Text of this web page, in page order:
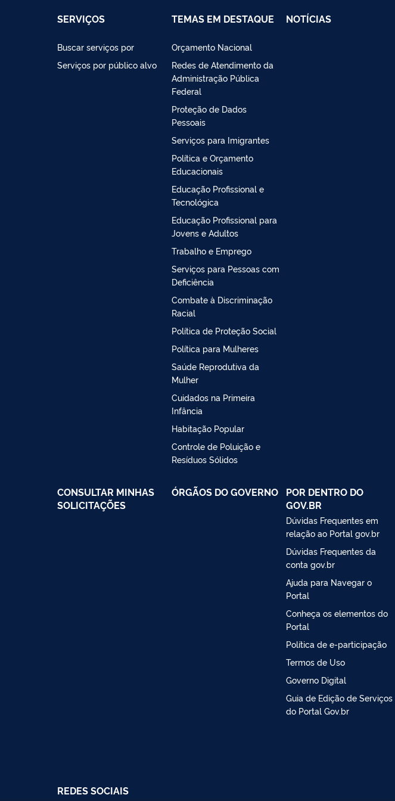
SERVIÇOS
Buscar serviços por
Serviços por público alvo
TEMAS EM DESTAQUE
Orçamento Nacional
Redes de Atendimento da
Administração Pública
Federal
Proteção de Dados
Pessoais
Serviços para Imigrantes
Política e Orçamento
Educacionais
Educação Profissional e
Tecnológica
Educação Profissional para
Jovens e Adultos
Trabalho e Emprego
Serviços para Pessoas com
Deficiência
Combate à Discriminação
Racial
Política de Proteção Social
Política para Mulheres
Saúde Reprodutiva da
Mulher
Cuidados na Primeira
Infância
Habitação Popular
Controle de Poluição e
Resíduos Sólidos
NOTÍCIAS
CONSULTAR MINHAS
SOLICITAÇÕES
ÓRGÃOS DO GOVERNO
POR DENTRO DO
GOV.BR
Dúvidas Frequentes em
relação ao Portal gov.br
Dúvidas Frequentes da
conta gov.br
Ajuda para Navegar o
Portal
Conheça os elementos do
Portal
Política de e-participação
Termos de Uso
Governo Digital
Guia de Edição de Serviços
do Portal Gov.br
REDES SOCIAIS